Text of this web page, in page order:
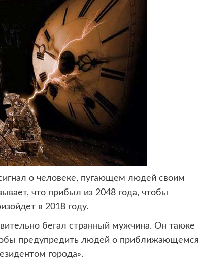
о человеке, пугающем людей своим
что прибыл из 2048 года, чтобы
в 2018 году.
бегал странный мужчина. Он также
предупредить людей о приближающемся
города».